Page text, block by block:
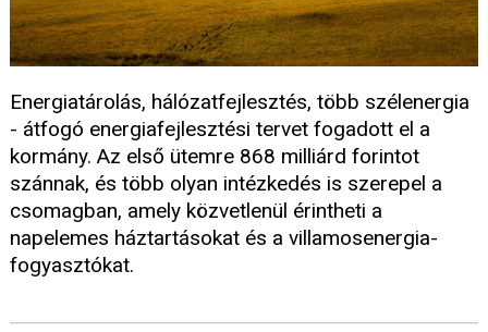
Energiatárolás, hálózatfejlesztés, több szélenergia
- átfogó energiafejlesztési tervet fogadott el a
kormány. Az első ütemre 868 milliárd forintot
szánnak, és több olyan intézkedés is szerepel a
csomagban, amely közvetlenül érintheti a
napelemes háztartásokat és a villamosenergia-
fogyasztókat.